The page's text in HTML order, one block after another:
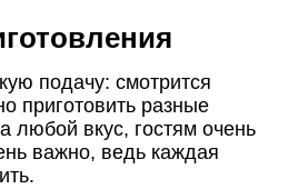
подачу: смотрится
приготовить разные
любой вкус, гостям очень
важно, ведь каждая